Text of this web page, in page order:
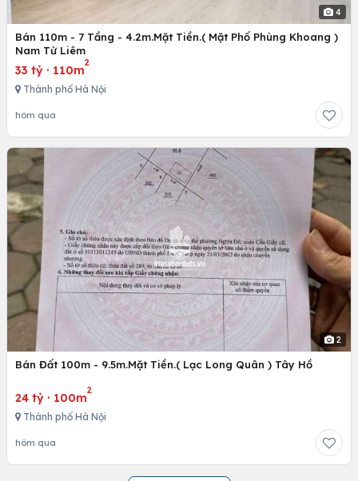
4
Bán 110m - 7 Tầng - 4.2m.Mặt Tiền.( Mặt Phố Phùng Khoang )
Nam Từ Liêm
33 tỷ · 110m
2
Thành phố Hà Nội
hôm qua
2
Bán Đất 100m - 9.5m.Mặt Tiền.( Lạc Long Quân ) Tây Hồ
24 tỷ · 100m
2
Thành phố Hà Nội
hôm qua